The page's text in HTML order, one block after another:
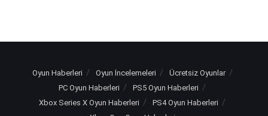
Oyun Haberleri Oyun İncelemeleri
Ücretsiz Oyunlar
PC Oyun Haberleri
PS5 Oyun Haberleri
Xbox Series X Oyun Haberleri
PS4 Oyun Haberleri